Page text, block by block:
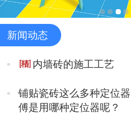
新闻动态
内墙砖的施工工艺
铺贴瓷砖这么多种定位
傅是用哪种定位器呢？